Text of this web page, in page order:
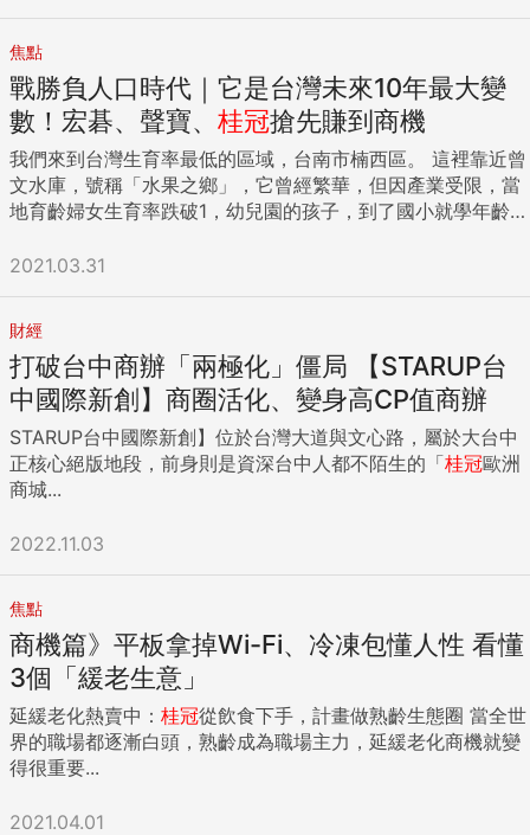
焦點
戰勝負人口時代｜它是台灣未來10年最大變
數！宏碁、聲寶、 桂冠搶先賺到商機
我們來到台灣生育率最低的區域，台南市楠西區。 這裡靠近曾
文水庫，號稱「水果之鄉」，它曾經繁華，但因產業受限，當
地育齡婦女生育率跌破1，幼兒園的孩子，到了國小就學年齡，
土生土長的楠西人。她指出，30年前，小學可以開8個班，但
入極低，只有約2萬元到3萬元。當年輕人在這看不到未來，便
移居他處，留下來的育齡夫妻，也不太敢生小孩。 「重陽節辦
活動，老人家就來了700多位，但整個里不過才2千人啊！」楠
西社區發展協會理事長王安邦說，想讓農產升級，但青年夥伴
不夠，孤掌難鳴。 這形成惡性循環。高齡化讓升級創新更加困
難，也無法創造新就業、提高人均所得；低收入則加速年輕人
逃離，勉強留下的也不想積極生養下一代。 楠西的低薪、低生
鎮，台灣西岸生育率最高的小鎮。 這裡，麥當勞、肯德基插
旗，小吃街消費者絡繹不絕，工地建築聲響不斷。但十多年
前，它也曾面臨新生兒數量近腰斬的危機。「我差點以為我們
快要滅鎮了！」北斗鎮鎮長李玄在說。 2019年此地生育率谷
底回升，達1.45，居彰化縣轄下的6鎮冠軍；新生兒總數較10
年前成長近5成，且占全鎮人口的比率，也跳升至彰化各鎮第
一。 它怎麼蛻變的？ 他們的第一步，是找出北斗鎮的優勢，
讓年輕人願意留在北斗。它發展美食街，讓鄰近工業區下班的
年輕人，可回到這裡休息、玩樂；進行市區規畫，騰出土地，
蓋新住宅。北斗鎮幾乎15的土地都在蓋房，每坪價格約是台北
13至15。 透過市區規畫，他們再利用從建商收取地價稅、房屋
2021.03.31
財經
打破台中商辦「兩極化」僵局 【STARUP台
中國際新創】商圈活化、變身高CP值商辦
STARUP台中國際新創】位於台灣大道與文心路，屬於大台中
正核心絕版地段，前身則是資深台中人都不陌生的「桂冠歐洲
商城...
2022.11.03
焦點
商機篇》平板拿掉Wi-Fi、冷凍包懂人性 看懂
3個「緩老生意」
延緩老化熱賣中： 桂冠從飲食下手，計畫做熟齡生態圈 當全世
界的職場都逐漸白頭，熟齡成為職場主力，延緩老化商機就變
得很重要...
2021.04.01